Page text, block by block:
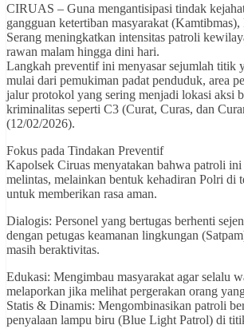
CIRUAS – Guna mengantisipasi tindak
gangguan ketertiban masyarakat
Serang meningkatkan intensitas patroli
rawan malam hingga dini hari.
Langkah preventif ini menyasar sejumlah titik
mulai dari pemukiman padat penduduk, area
jalur protokol yang sering menjadi lokasi aksi
kriminalitas seperti C3 (Curat, Curas, dan
(12/02/2026).
Fokus pada Tindakan Preventif
Kapolsek Ciruas menyatakan bahwa patroli ini
melintas, melainkan bentuk kehadiran Polri di
untuk memberikan rasa aman.
Dialogis: Personel yang bertugas berhenti
dengan petugas keamanan lingkungan
masih beraktivitas.
Edukasi: Mengimbau masyarakat agar selalu
melaporkan jika melihat pergerakan orang
Statis & Dinamis: Mengombinasikan patroli
penyalaan lampu biru (Blue Light Patrol) di